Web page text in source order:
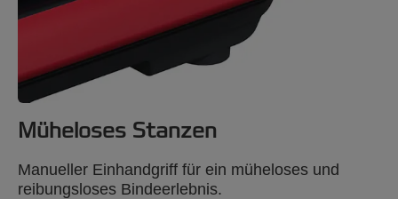
Müheloses Stanzen
Manueller Einhandgriff für ein müheloses und
reibungsloses Bindeerlebnis.